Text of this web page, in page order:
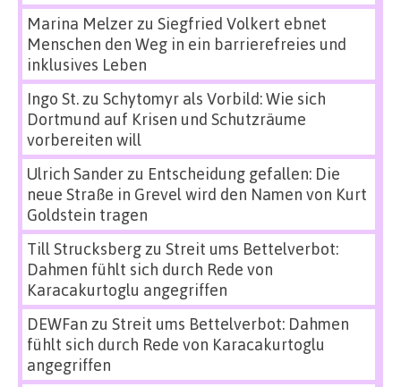
Marina Melzerzu Siegfried Volkert ebnet
Menschen den Weg in ein barrierefreies und
inklusives Leben
Ingo St.zu Schytomyr als Vorbild: Wie sich
Dortmund auf Krisen und Schutzräume
vorbereiten will
Ulrich Sanderzu Entscheidung gefallen: Die
neue Straße in Grevel wird den Namen von Kurt
Goldstein tragen
Till Strucksbergzu Streit ums Bettelverbot:
Dahmen fühlt sich durch Rede von
Karacakurtoglu angegriffen
DEWFan zu Streit ums Bettelverbot: Dahmen
fühlt sich durch Rede von Karacakurtoglu
angegriffen